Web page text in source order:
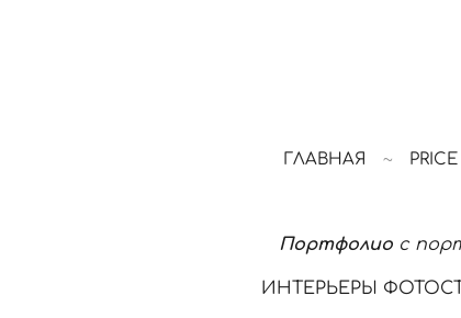
ГЛАВНАЯ PRICE
Портфолио с
ИНТЕРЬЕРЫ